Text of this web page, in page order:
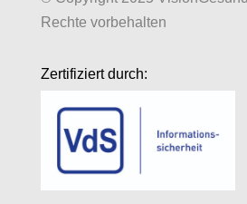
Rechte vorbehalten
Zertifiziert durch: